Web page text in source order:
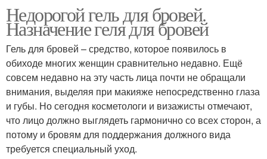
Недорогой гель для бровей.
Назначение геля для бровей
Гель для бровей – средство, которое появилось в
обиходе многих женщин сравнительно недавно. Ещё
совсем недавно на эту часть лица почти не обращали
внимания, выделяя при макияже непосредственно глаза
и губы. Но сегодня косметологи и визажисты отмечают,
что лицо должно выглядеть гармонично со всех сторон, а
потому и бровям для поддержания должного вида
требуется специальный уход.